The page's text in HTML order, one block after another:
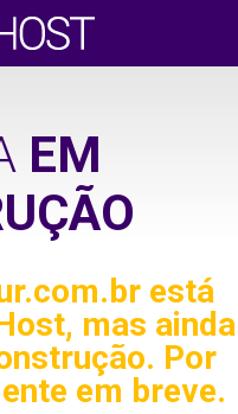
EM
está
mas ainda
Por
em breve.